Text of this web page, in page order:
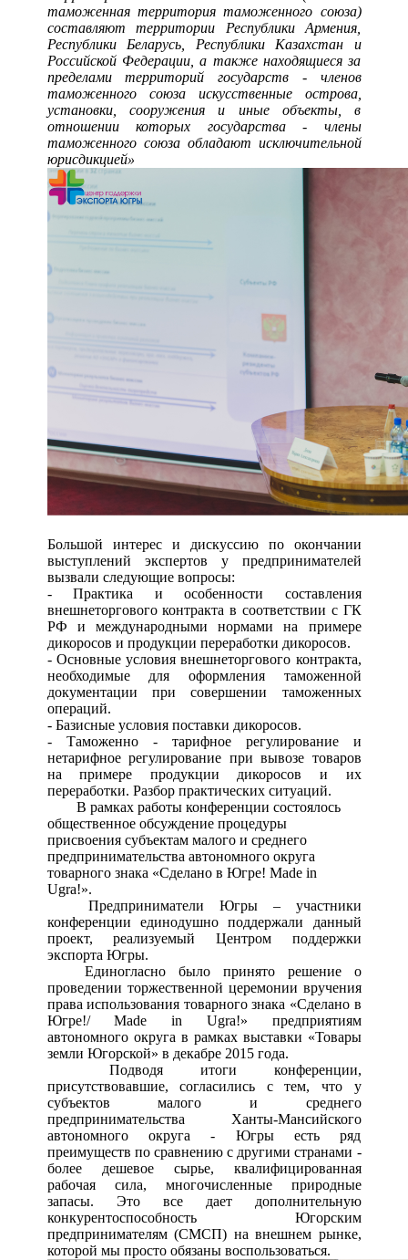
таможенная территория таможенного союза)
составляют территории Республики Армения,
Республики Беларусь, Республики Казахстан и
Российской Федерации, а также находящиеся за
пределами территорий государств - членов
таможенного союза искусственные острова,
установки, сооружения и иные объекты, в
отношении которых государства - члены
таможенного союза обладают исключительной
юрисдикцией»
Большой интерес и дискуссию по окончании
выступлений экспертов у предпринимателей
вызвали следующие вопросы:
- Практика и особенности составления
внешнеторгового контракта в соответствии с ГК
РФ и международными нормами на примере
дикоросов и продукции переработки дикоросов.
- Основные условия внешнеторгового контракта,
необходимые для оформления таможенной
документации при совершении таможенных
операций.
- Базисные условия поставки дикоросов.
- Таможенно - тарифное регулирование и
нетарифное регулирование при вывозе товаров
на примере продукции дикоросов и их
переработки. Разбор практических ситуаций.
В рамках работы конференции состоялось
общественное обсуждение процедуры
присвоения субъектам малого и среднего
предпринимательства автономного округа
товарного знака «Сделано в Югре! Made in
Ugra!».
Предприниматели Югры – участники
конференции единодушно поддержали данный
проект, реализуемый Центром поддержки
экспорта Югры.
Единогласно было принято решение о
проведении торжественной церемонии вручения
права использования товарного знака «Сделано в
Югре!/ Made in Ugra!» предприятиям
автономного округа в рамках выставки «Товары
земли Югорской» в декабре 2015 года.
Подводя итоги конференции,
присутствовавшие, согласились с тем, что у
субъектов малого и среднего
предпринимательства Ханты-Мансийского
автономного округа - Югры есть ряд
преимуществ по сравнению с другими странами -
более дешевое сырье, квалифицированная
рабочая сила, многочисленные природные
запасы. Это все дает дополнительную
конкурентоспособность Югорским
предпринимателям (СМСП) на внешнем рынке,
которой мы просто обязаны воспользоваться.